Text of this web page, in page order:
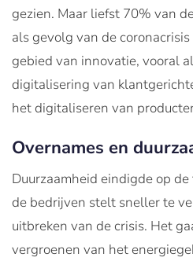
gezien. Maar liefst 70% van
als gevolg van de
gebied van innovatie, vooral
digitalisering van
het digitaliseren van
Overnames en
Duurzaamheid eindigde op
de bedrijven stelt sneller te
uitbreken van de crisis. Het
vergroenen van het